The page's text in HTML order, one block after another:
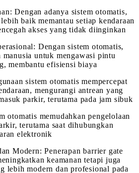
Dengan adanya sistem otomatis,
baik memantau setiap kendaraan
akses yang tidak diinginkan
Dengan sistem otomatis,
manusia untuk mengawasi pintu
membantu efisiensi biaya
sistem otomatis mempercepat
mengurangi antrean yang
parkir, terutama pada jam sibuk
otomatis memudahkan pengelolaan
terutama saat dihubungkan
elektronik
Modern: Penerapan barrier gate
keamanan tetapi juga
lebih modern dan profesional pada